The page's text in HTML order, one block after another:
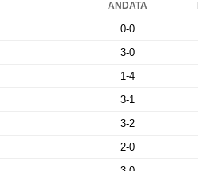
ANDATA
0-0
3-0
1-4
3-1
3-2
2-0